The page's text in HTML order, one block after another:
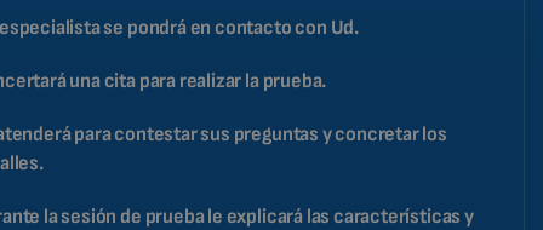
se pondrá en contacto con Ud.
una cita para realizar la prueba.
para contestar sus preguntas y concretar los
la sesión de prueba le explicará las características y
BULGARIAN
MALAYSIAN
CHINESE (TRADITIONAL)